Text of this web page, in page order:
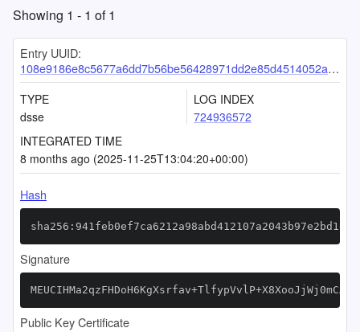
Showing 1 - 1 of1
Entry UUID:
108e9186e8c5677a6dd7b56be56428971dd2e85d4514052a3462a532ceec4ab1e33ab253f2c39de2
TYPE
dsse
LOG INDEX
724936572
INTEGRATED TIME
8 months ago (2025-11-25T13:04:20+00:00)
Hash
Signature
Public Key Certificate